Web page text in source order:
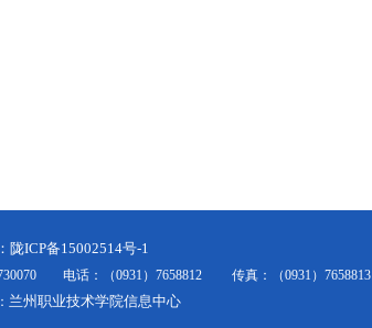
陇ICP备15002514号-1
电话：（0931）7658812 传真：（0931）7658813
兰州职业技术学院信息中心